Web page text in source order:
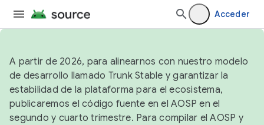
Acceder
A partir de 2026, para alinearnos con nuestro modelo
de desarrollo llamado Trunk Stable y garantizar la
estabilidad de la plataforma para el ecosistema,
publicaremos el código fuente en el AOSP en el
segundo y cuarto trimestre. Para compilar el AOSP y